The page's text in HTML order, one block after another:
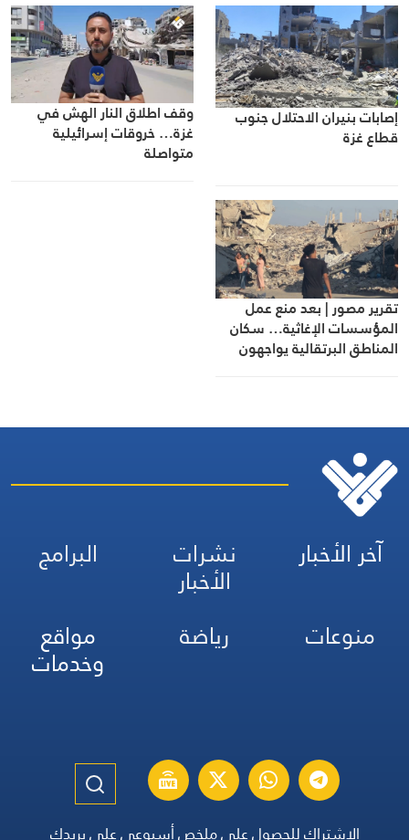
إصابات بنيران الاحتلال جنوب
قطاع غزة
وقف اطلاق النار الهش في
غزة… خروقات إسرائيلية
متواصلة
تقرير مصور | بعد منع عمل
المؤسسات الإغاثية… سكان
المناطق البرتقالية يواجهون
آخر الأخبار نشرات
الأخبار
البرامج
منوعات
رياضة مواقع
وخدمات
الاشتراك للحصول على ملخص أسبوعي على بريدك